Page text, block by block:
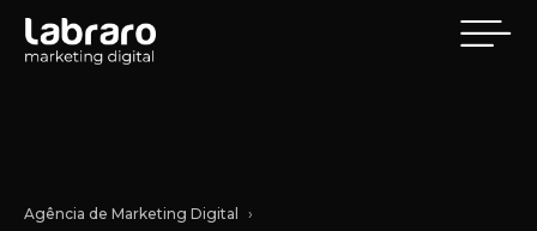
Agência de Marketing Digital